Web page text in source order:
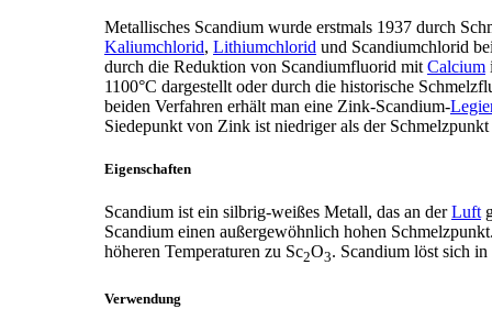
Metallisches Scandium wurde erstmals 1937 durch
Kaliumchlorid, Lithiumchlorid und Scandiumchlorid
durch die Reduktion von Scandiumfluorid mit Calcium
1100°C dargestellt oder durch die historische
beiden Verfahren erhält man eine Zink-Scandium-
Siedepunkt von Zink ist niedriger als der
Eigenschaften
Scandium ist ein silbrig-weißes Metall, das an derLuft
Scandium einen außergewöhnlich hohen
höheren Temperaturen zu Sc2O3. Scandium löst sich
Verwendung